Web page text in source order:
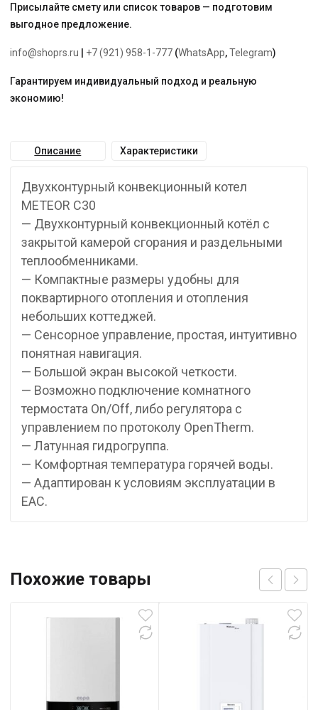
Присылайте смету или список товаров — подготовим
выгодное предложение.
info@shoprs.ru +7 (921) 958-1-777 (WhatsApp,Telegram)
Гарантируем индивидуальный подход и реальную
экономию!
Описание Характеристики
Двухконтурный конвекционный котел
METEOR C30
— Двухконтурный конвекционный котёл с
закрытой камерой сгорания и раздельными
теплообменниками.
— Компактные размеры удобны для
поквартирного отопления и отопления
небольших коттеджей.
— Сенсорное управление, простая, интуитивно
понятная навигация.
— Большой экран высокой четкости.
— Возможно подключение комнатного
термостата On/Off, либо регулятора с
управлением по протоколу OpenTherm.
— Латунная гидрогруппа.
— Комфортная температура горячей воды.
— Адаптирован к условиям эксплуатации в
ЕАС.
Похожие товары